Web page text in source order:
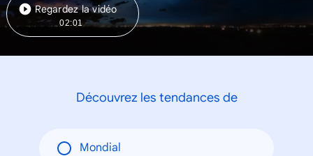
Regardez la vidéo
02:01
Découvrez les tendances de
Mondial